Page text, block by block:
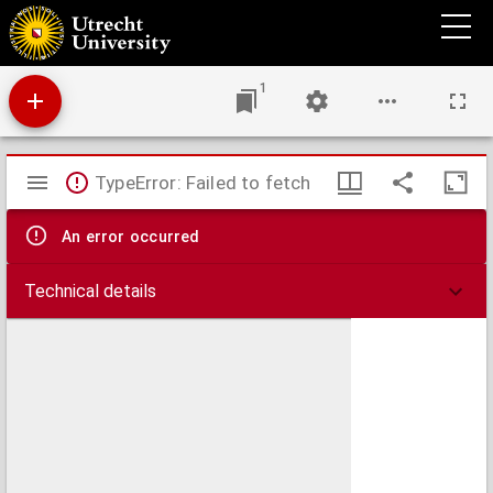
Ableinung Vnnd Abfertigung der newen Zeittung auss Constantinopel, so diss 83. jars
zu Wien von einem Jesuiter, wider die Christliche Augspurgische Confession
aussgesprengt.
1
Mirador
viewer
TypeError: Failed to fetch
An error occurred
Technical details